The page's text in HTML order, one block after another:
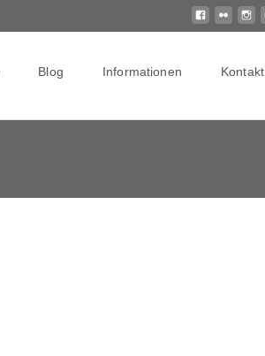
Blog Informationen Kontakt